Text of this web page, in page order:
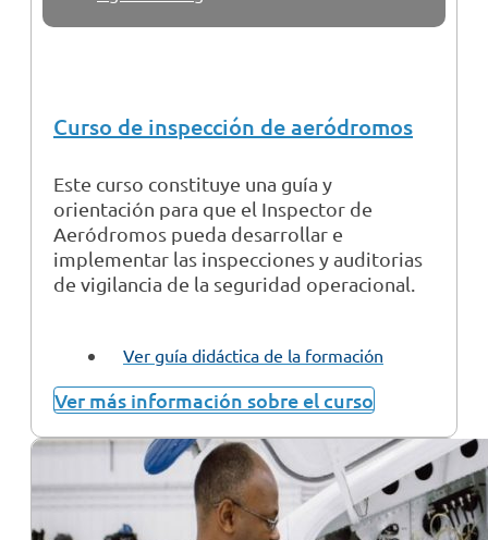
Curso de inspección de aeródromos
Este curso constituye una guía y
orientación para que el Inspector de
Aeródromos pueda desarrollar e
implementar las inspecciones y auditorias
de vigilancia de la seguridad operacional.
Ver guía didáctica de la formación
Ver más información sobre el curso